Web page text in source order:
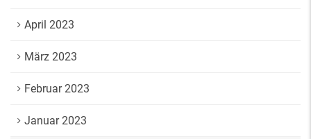
April 2023
März 2023
Februar 2023
Januar 2023